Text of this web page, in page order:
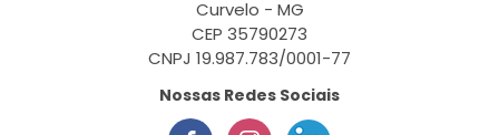
Curvelo - MG
CEP 35790273
CNPJ 19.987.783/0001-77
Nossas Redes Sociais